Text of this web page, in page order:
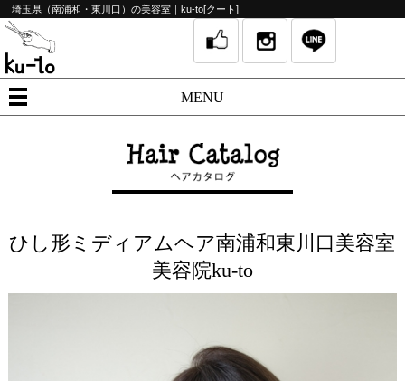
埼玉県（南浦和・東川口）の美容室｜ku-to[クート]
MENU
ひし形ミディアムヘア南浦和東川口美容室
美容院ku-to